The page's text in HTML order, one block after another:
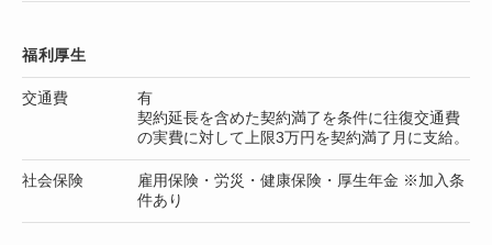
福利厚生
交通費
有
契約延長を含めた契約満了を条件に往復交通費
の実費に対して上限3万円を契約満了月に支給。
社会保険
雇用保険・労災・健康保険・厚生年金 ※加入条
件あり